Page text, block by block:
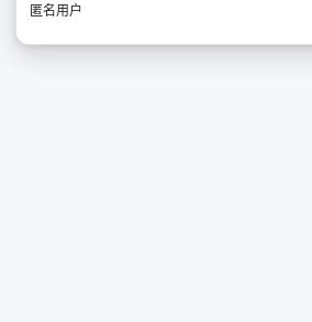
匿名用户